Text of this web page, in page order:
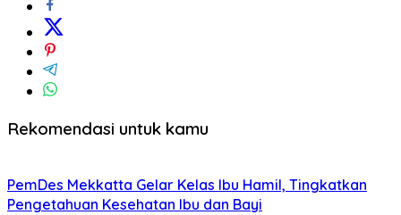
Rekomendasi untuk kamu
PemDes Mekkatta Gelar Kelas Ibu Hamil, Tingkatkan
Pengetahuan Kesehatan Ibu dan Bayi